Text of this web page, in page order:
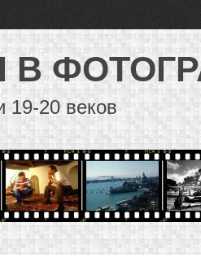
В
19-20 веков